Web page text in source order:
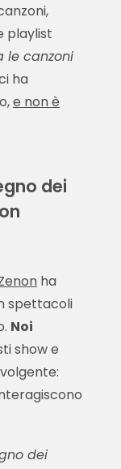
playlist
le canzoni
ha
e non è
dei
ha
spettacoli
Noi
show e
dei